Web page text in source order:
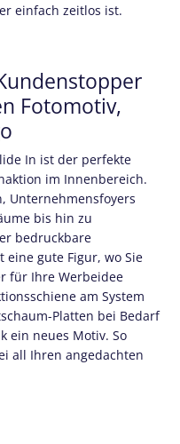
einfach zeitlos ist.
Fotomotiv,
In ist der perfekte
im Innenbereich.
Unternehmensfoyers
bis hin zu
bedruckbare
gute Figur, wo Sie
für Ihre Werbeidee
am System
Platten bei Bedarf
ein neues Motiv. So
all Ihren angedachten